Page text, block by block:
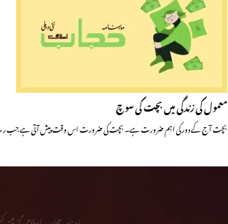
معمول کی زندگی میں بچت کی سوچ
بچت آج کے دور کی اہم ضرورت ہے۔ بچت کی ضرورت اس وقت پیش آتی ہے جب